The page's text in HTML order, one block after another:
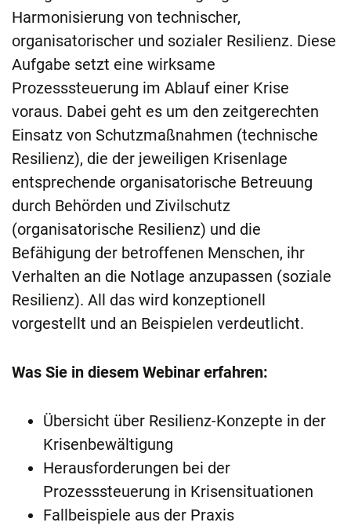
Harmonisierung von technischer,
organisatorischer und sozialer Resilienz. Diese
Aufgabe setzt eine wirksame
Prozesssteuerung im Ablauf einer Krise
voraus. Dabei geht es um den zeitgerechten
Einsatz von Schutzmaßnahmen (technische
Resilienz), die der jeweiligen Krisenlage
entsprechende organisatorische Betreuung
durch Behörden und Zivilschutz
(organisatorische Resilienz) und die
Befähigung der betroffenen Menschen, ihr
Verhalten an die Notlage anzupassen (soziale
Resilienz). All das wird konzeptionell
vorgestellt und an Beispielen verdeutlicht.
Was Sie in diesem Webinar erfahren:
Übersicht über Resilienz-Konzepte in der
Krisenbewältigung
Herausforderungen bei der
Prozesssteuerung in Krisensituationen
Fallbeispiele aus der Praxis